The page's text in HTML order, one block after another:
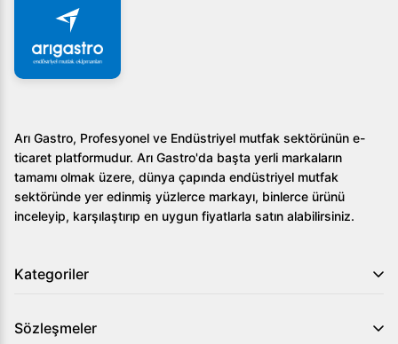
Arı Gastro, Profesyonel ve Endüstriyel mutfak sektörünün e-
ticaret platformudur. Arı Gastro'da başta yerli markaların
tamamı olmak üzere, dünya çapında endüstriyel mutfak
sektöründe yer edinmiş yüzlerce markayı, binlerce ürünü
inceleyip, karşılaştırıp en uygun fiyatlarla satın alabilirsiniz.
Kategoriler
Sözleşmeler